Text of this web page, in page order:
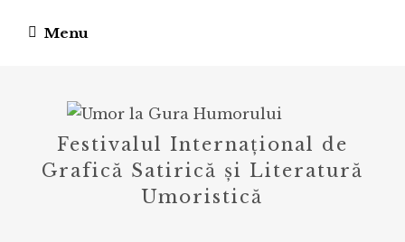
Menu
Festivalul Internațional de
Grafică Satirică și Literatură
Umoristică